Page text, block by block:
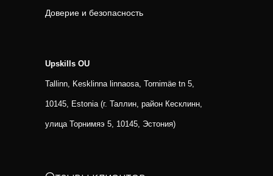
Доверие и безопасность
Upskills OU
Tallinn, Kesklinna linnaosa, Tornimäe tn 5,
10145, Estonia (г. Таллин, район Кесклинн,
улица Торнимяэ 5, 10145, Эстония)